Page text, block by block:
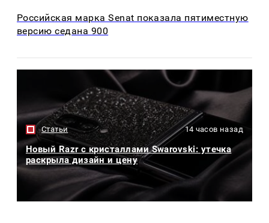
Российская марка Senat показала пятиместную
версию седана 900
Статьи 14 часов назад
Новый Razr с кристаллами Swarovski: утечка
раскрыла дизайн и цену